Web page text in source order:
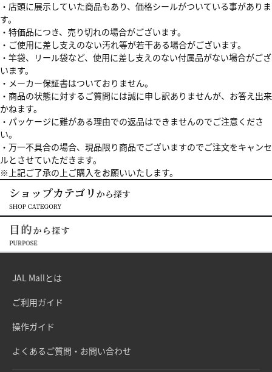
・店頭に展示していた商品もあり、価格シールがついている事がありま
す。
・特価品につき、売り切れの場合がございます。
・ご使用に差し支えのない汚れ等が若干ある場合がございます。
・竿袋、リール袋など、使用に差し支えのない付属品がない場合がござ
います。
・メーカー保証書はついておりません。
・商品の状態に対するご質問には誠に申し訳ありませんが、お答え出来
かねます。
・パッケージに難がある理由での返品はできませんのでご注意くださ
い。
・万一不具合の場合、現品限り商品でございますのでご注文をキャンセ
ルとさせていただきます。
※上記ご了承の上ご購入をお願いいたします。
JAL Mallとは
ご利用ガイド
操作ガイド
よくあるご質問・お問い合わせ